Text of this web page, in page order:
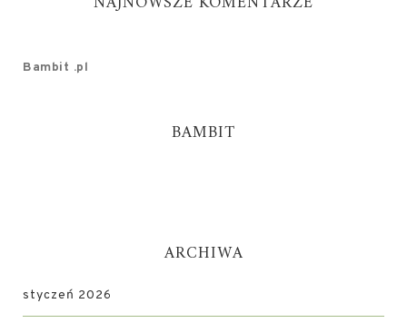
Bambit .pl
BAMBIT
ARCHIWA
styczeń 2026